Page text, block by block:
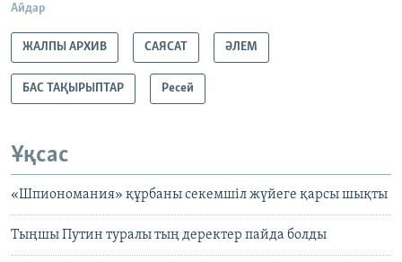
Айдар
ЖАЛПЫ АРХИВ САЯСАТ ӘЛЕМ
БАС ТАҚЫРЫПТАР Ресей
Ұқсас
«Шпиономания» құрбаны секемшіл жүйеге қарсы шықты
Тыңшы Путин туралы тың деректер пайда болды